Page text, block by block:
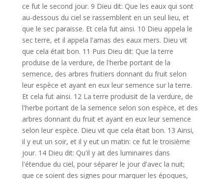
ce fut le second jour. 9 Dieu dit: Que les eaux qui sont
au-dessous du ciel se rassemblent en un seul lieu, et
que le sec paraisse. Et cela fut ainsi. 10 Dieu appela le
sec terre, et il appela l'amas des eaux mers. Dieu vit
que cela était bon. 11 Puis Dieu dit: Que la terre
produise de la verdure, de l'herbe portant de la
semence, des arbres fruitiers donnant du fruit selon
leur espèce et ayant en eux leur semence sur la terre.
Et cela fut ainsi. 12 La terre produisit de la verdure, de
l'herbe portant de la semence selon son espèce, et des
arbres donnant du fruit et ayant en eux leur semence
selon leur espèce. Dieu vit que cela était bon. 13 Ainsi,
il y eut un soir, et il y eut un matin: ce fut le troisième
jour. 14 Dieu dit: Qu'il y ait des luminaires dans
l'étendue du ciel, pour séparer le jour d'avec la nuit;
que ce soient des signes pour marquer les époques,